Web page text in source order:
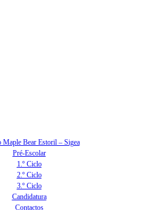
Maple Bear Estoril – Sigea
Pré-Escolar
1.º Ciclo
2.º Ciclo
3.º Ciclo
Candidatura
Contactos